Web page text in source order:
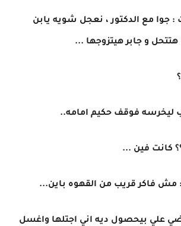
: جوا مع الدكتور ، نعجل شويه يابن
هتتحل و جابر هيتزوجها ...
فوقف حكيم امامه..
كانت فين ...
مش فاكر قريب من القهوه باين...
علي بيحصول ديه اني اجتلها واغسل